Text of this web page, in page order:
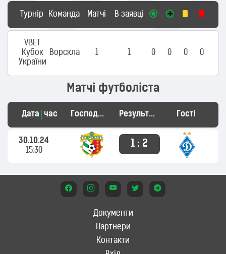
Турнір Команда Матчі В заявці
VBET
Кубок
України
Ворскла 1 1 0 0 0 0
Матчі футболіста
Дата час Господарі Результат Гості
30.10.24
15:30
1 : 2
Документи
Партнери
Контакти